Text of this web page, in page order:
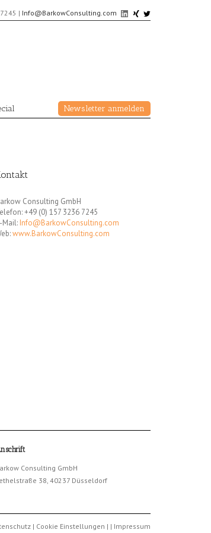
| Info@BarkowConsulting.com
Newsletter anmelden
Consulting GmbH
+49 (0) 157 3236 7245
Mail: Info@BarkowConsulting.com
www.BarkowConsulting.com
Consulting GmbH
38, 40237 Düsseldorf
| Cookie Einstellungen | | Impressum